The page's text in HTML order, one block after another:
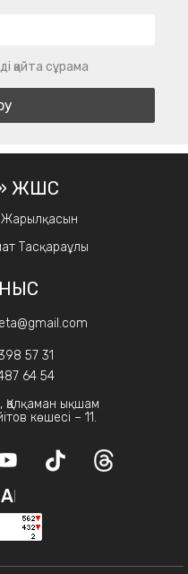
қайта сұрама
ЖШС
Жарылқасын
Тасқараұлы
57 31
64 54
ықшам
көшесі – 11.